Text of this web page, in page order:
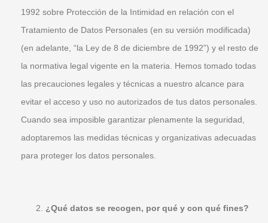
1992 sobre Protección de la Intimidad en relación con el
Tratamiento de Datos Personales (en su versión modificada)
(en adelante, “la Ley de 8 de diciembre de 1992”) y el resto de
la normativa legal vigente en la materia. Hemos tomado todas
las precauciones legales y técnicas a nuestro alcance para
evitar el acceso y uso no autorizados de tus datos personales.
Cuando sea imposible garantizar plenamente la seguridad,
adoptaremos las medidas técnicas y organizativas adecuadas
para proteger los datos personales.
¿Qué datos se recogen, por qué y con qué fines?